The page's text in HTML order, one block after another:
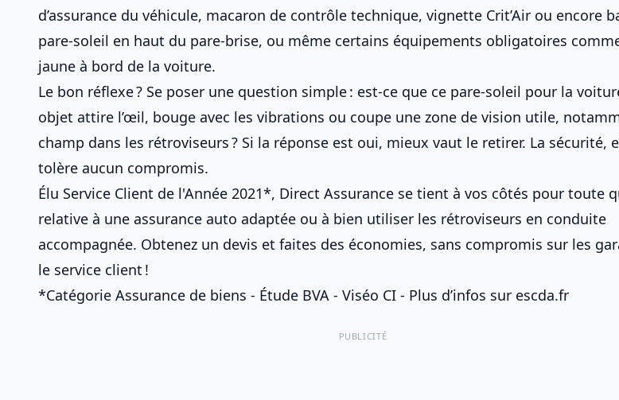
d’assurance du véhicule, macaron de contrôle technique, vignette Crit’Air ou encore
pare-soleil en haut du pare-brise, ou même certains équipements obligatoires
jaune à bord de la voiture.
Le bon réflexe ? Se poser une question simple : est-ce que ce pare-soleil pour la
objet attire l’œil, bouge avec les vibrations ou coupe une zone de vision utile,
champ dans les rétroviseurs? Si la réponse est oui, mieux vaut le retirer. La sécurité,
tolère aucun compromis.
Élu Service Client de l'Année 2021*, Direct Assurance se tient à vos côtés pour toute
relative à une assurance auto adaptée ou à bien utiliser les rétroviseurs en conduite
accompagnée. Obtenez un devis et faites des économies, sans compromis sur les
le service client !
*Catégorie Assurance de biens - Étude BVA - Viséo CI - Plus d’infos sur escda.fr
PUBLICITÉ